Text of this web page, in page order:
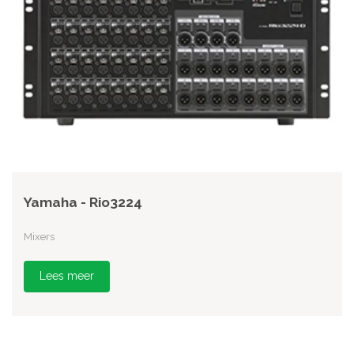
Yamaha - Rio3224
Mixers
Lees meer